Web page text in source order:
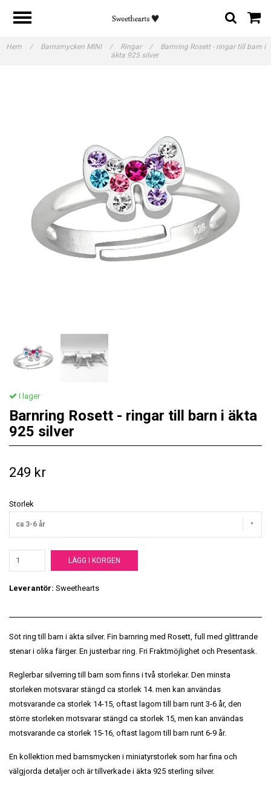
Hem / Barnsmycken MINI / Ringar /
Barnring Rosett - ringar till barn i
äkta 925 silver
I lager
Barnring Rosett - ringar till barn i äkta
925 silver
249 kr
Storlek
ca 3-6 år
LÄGG I KORGEN
Leverantör: Sweethearts
Söt ring till barn i äkta silver. Fin barnring med Rosett, full med glittrande
stenar i olika färger. En justerbar ring. Fri Fraktmöjlighet och Presentask.
Reglerbar silverring till barn som finns i två storlekar. Den minsta
storleken motsvarar stängd ca storlek 14. men kan användas
motsvarande ca storlek 14-15, oftast lagom till barn runt 3-6 år, den
större storleken motsvarar stängd ca storlek 15, men kan användas
motsvarande ca storlek 15-16, oftast lagom till barn runt 6-9 år.
En kollektion med barnsmycken i miniatyrstorlek som har fina och
välgjorda detaljer och är tillverkade i äkta 925 sterling silver.